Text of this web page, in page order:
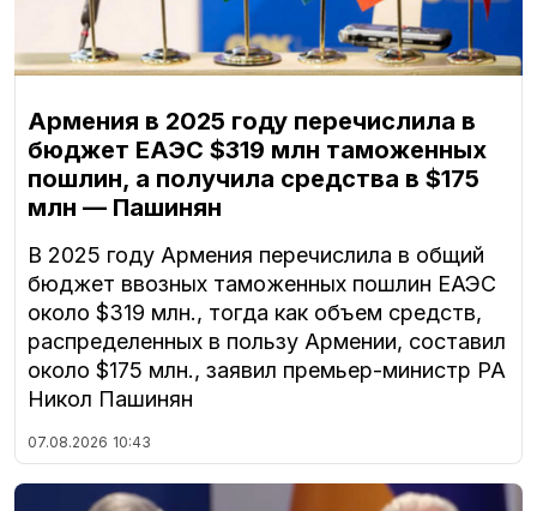
Армения в 2025 году перечислила в
бюджет ЕАЭС $319 млн таможенных
пошлин, а получила средства в $175
млн — Пашинян
В 2025 году Армения перечислила в общий
бюджет ввозных таможенных пошлин ЕАЭС
около $319 млн., тогда как объем средств,
распределенных в пользу Армении, составил
около $175 млн., заявил премьер-министр РА
Никол Пашинян
07.08.2026 10:43